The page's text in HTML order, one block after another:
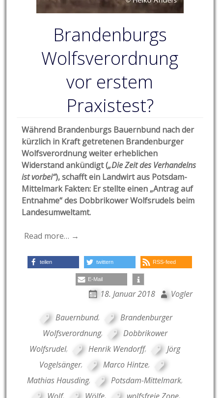
Brandenburgs
Wolfsverordnung
vor erstem
Praxistest?
Während Brandenburgs Bauernbund nach der
kürzlich in Kraft getretenen Brandenburger
Wolfsverordnung weiter erheblichen
Widerstand ankündigt („Die Zeit des Verhandelns
ist vorbei“), schafft ein Landwirt aus Potsdam-
Mittelmark Fakten: Er stellte einen „Antrag auf
Entnahme“ des Dobbrikower Wolfsrudels beim
Landesumweltamt.
Read more… →
teilen twittern RSS-feed
E-Mail
18. Januar 2018 Vogler
Bauernbund,
Brandenburger
Wolfsverordnung,
Dobbrikower
Wolfsrudel, Henrik Wendorff,
Jörg
Vogelsänger, Marco Hintze,
Mathias Hausding, Potsdam-Mittelmark,
Wolf, Wölfe, wolfsfreie Zone,